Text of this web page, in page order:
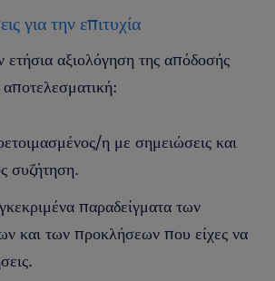
για την επιτυχία
ετήσια αξιολόγηση της απόδοσής
η με σημειώσεις και
συζήτηση.
παραδείγματα των
και των προκλήσεων που είχες να